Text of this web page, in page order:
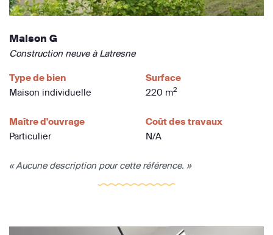
Maison G
Construction neuve à Latresne
Type de bien
Maison individuelle
Surface
220 m2
Maître d'ouvrage
Particulier
Coût des travaux
N/A
« Aucune description pour cette référence. »